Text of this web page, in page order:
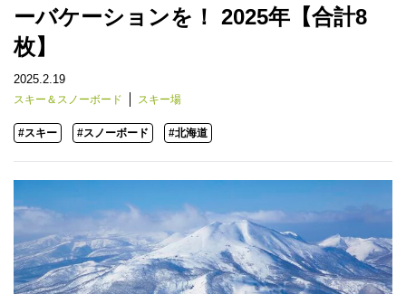
ーバケーションを！ 2025年【合計8
枚】
2025.2.19
スキー＆スノーボード スキー場
#スキー #スノーボード #北海道